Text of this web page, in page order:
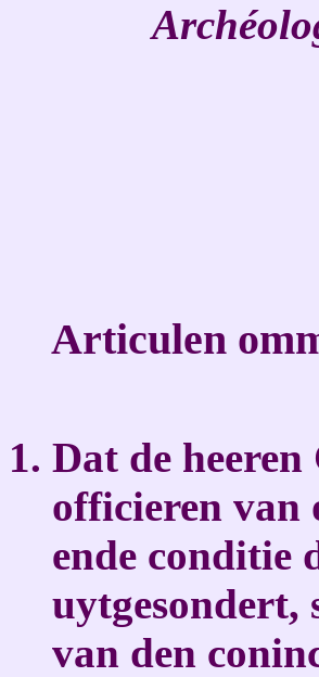
Articulen
Dat de
officieren van
ende conditie
uytgesondert,
van den